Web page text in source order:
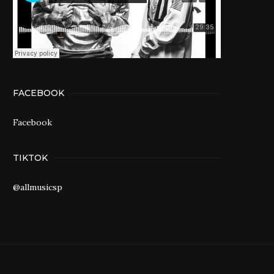
FACEBOOK
Facebook
TIKTOK
@allmusicsp